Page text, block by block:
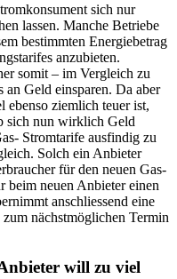
sich nur
lassen. Manche Betriebe
bestimmten Energiebetrag
anzubieten.
somit – im Vergleich zu
Geld einsparen. Da aber
ebenso ziemlich teuer ist,
sich nun wirklich Geld
Stromtarife ausfindig zu
Solch ein Anbieter
für den neuen Gas-
beim neuen Anbieter einen
anschliessend eine
nächstmöglichen Termin
will zu viel